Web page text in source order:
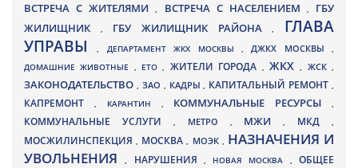
ВСТРЕЧА С ЖИТЕЛЯМИ, ВСТРЕЧА С НАСЕЛЕНИЕМ , ГБУ
ЖИЛИЩНИК
, ГБУ ЖИЛИЩНИК РАЙОНА, ГЛАВА
УПРАВЫ, ДЕПАРТАМЕНТ ЖКХ МОСКВЫ ,ДЖКХ МОСКВЫ ,
ДОМАШНИЕ ЖИВОТНЫЕ , ЕТО, ЖИТЕЛИ ГОРОДА , ЖКХ, ЖСК,
ЗАКОНОДАТЕЛЬСТВО , ЗАО , КАДРЫ, КАПИТАЛЬНЫЙ РЕМОНТ ,
КАПРЕМОНТ , КАРАНТИН , КОММУНАЛЬНЫЕ РЕСУРСЫ,
КОММУНАЛЬНЫЕ УСЛУГИ , МЕТРО , МЖИ, МКД ,
МОСЖИЛИНСПЕКЦИЯ, МОСКВА , МОЭК , НАЗНАЧЕНИЯ И
УВОЛЬНЕНИЯ, НАРУШЕНИЯ , НОВАЯ МОСКВА ,ОБЩЕЕ